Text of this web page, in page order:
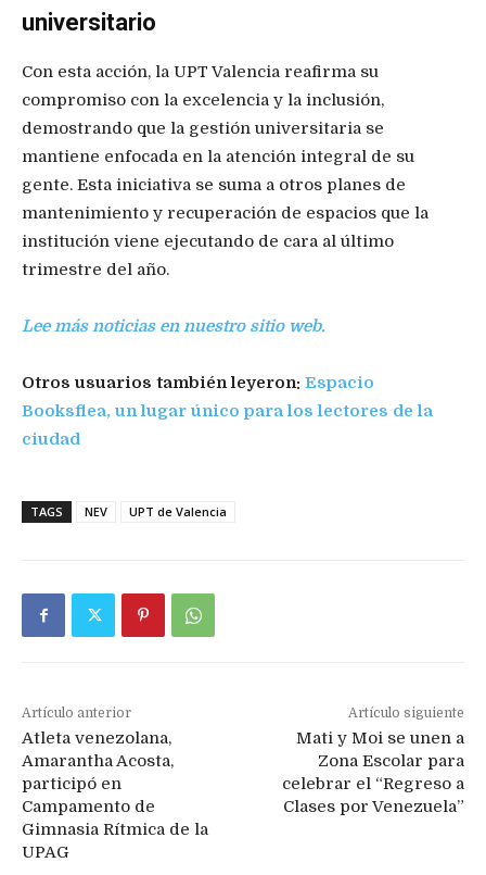
universitario
Con esta acción, la UPT Valencia reafirma su
compromiso con la excelencia y la inclusión,
demostrando que la gestión universitaria se
mantiene enfocada en la atención integral de su
gente. Esta iniciativa se suma a otros planes de
mantenimiento y recuperación de espacios que la
institución viene ejecutando de cara al último
trimestre del año.
Lee más noticias en nuestro sitio web.
Otros usuarios también leyeron: Espacio
Booksflea, un lugar único para los lectores de la
ciudad
TAGS NEV UPT de Valencia
Artículo anterior
Atleta venezolana,
Amarantha Acosta,
participó en
Campamento de
Gimnasia Rítmica de la
UPAG
Artículo siguiente
Mati y Moi se unen a
Zona Escolar para
celebrar el “Regreso a
Clases por Venezuela”